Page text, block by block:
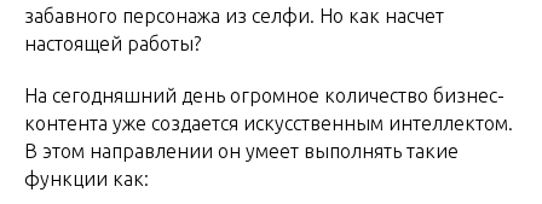
забавного персонажа из селфи. Но как насчет
настоящей работы?
На сегодняшний день огромное количество бизнес-
контента уже создается искусственным интеллектом.
В этом направлении он умеет выполнять такие
функции как: